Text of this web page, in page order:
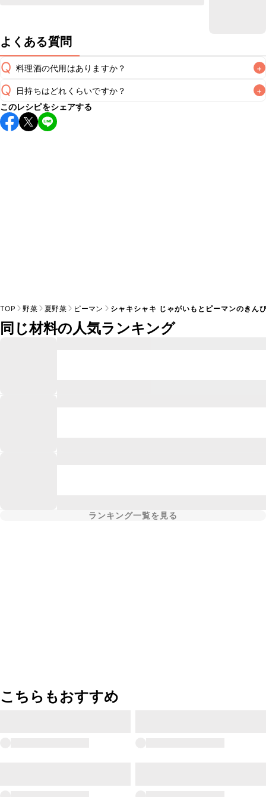
よくある質問
Q 料理酒の代用はありますか？ +
A
Q 日持ちはどれくらいですか？ +
保存期間は冷蔵で翌日中が目安です。なるべくお早めにお召
し上がりください。
このレシピをシェアする
TOP 野菜 夏野菜 ピーマン シャキシャキ じゃがいもとピーマンのきん
同じ材料の人気ランキング
ランキング一覧を見る
こちらもおすすめ